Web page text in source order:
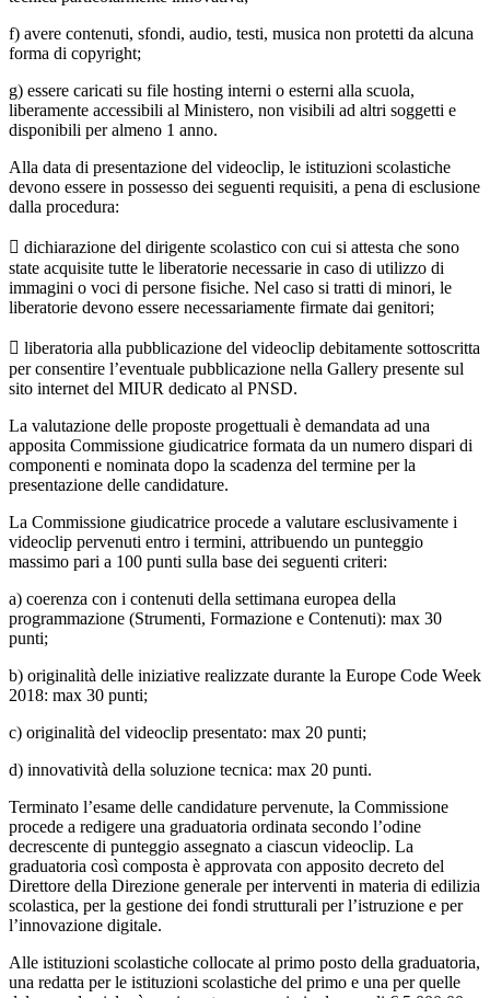
f) avere contenuti, sfondi, audio, testi, musica non protetti da alcuna
forma di copyright;
g) essere caricati su file hosting interni o esterni alla scuola,
liberamente accessibili al Ministero, non visibili ad altri soggetti e
disponibili per almeno 1 anno.
Alla data di presentazione del videoclip, le istituzioni scolastiche
devono essere in possesso dei seguenti requisiti, a pena di esclusione
dalla procedura:
 dichiarazione del dirigente scolastico con cui si attesta che sono
state acquisite tutte le liberatorie necessarie in caso di utilizzo di
immagini o voci di persone fisiche. Nel caso si tratti di minori, le
liberatorie devono essere necessariamente firmate dai genitori;
 liberatoria alla pubblicazione del videoclip debitamente sottoscritta
per consentire l’eventuale pubblicazione nella Gallery presente sul
sito internet del MIUR dedicato al PNSD.
La valutazione delle proposte progettuali è demandata ad una
apposita Commissione giudicatrice formata da un numero dispari di
componenti e nominata dopo la scadenza del termine per la
presentazione delle candidature.
La Commissione giudicatrice procede a valutare esclusivamente i
videoclip pervenuti entro i termini, attribuendo un punteggio
massimo pari a 100 punti sulla base dei seguenti criteri:
a) coerenza con i contenuti della settimana europea della
programmazione (Strumenti, Formazione e Contenuti): max 30
punti;
b) originalità delle iniziative realizzate durante la Europe Code Week
2018: max 30 punti;
c) originalità del videoclip presentato: max 20 punti;
d) innovatività della soluzione tecnica: max 20 punti.
Terminato l’esame delle candidature pervenute, la Commissione
procede a redigere una graduatoria ordinata secondo l’odine
decrescente di punteggio assegnato a ciascun videoclip. La
graduatoria così composta è approvata con apposito decreto del
Direttore della Direzione generale per interventi in materia di edilizia
scolastica, per la gestione dei fondi strutturali per l’istruzione e per
l’innovazione digitale.
Alle istituzioni scolastiche collocate al primo posto della graduatoria,
una redatta per le istituzioni scolastiche del primo e una per quelle